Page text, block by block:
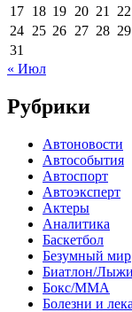
17 18 19 20 21 22
24 25 26 27 28 29
31
« Июл
Рубрики
Автоновости
Автособытия
Автоспорт
Автоэксперт
Актеры
Аналитика
Баскетбол
Безумный мир
Биатлон/Лыжи
Бокс/MMA
Болезни и